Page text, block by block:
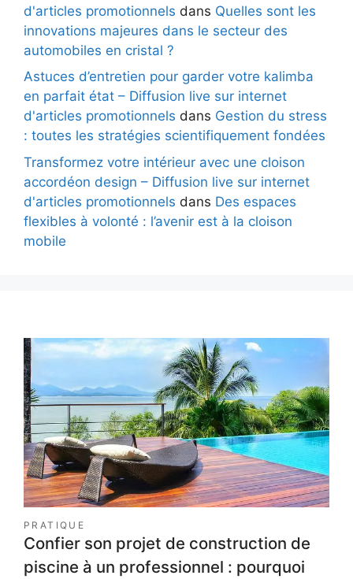
d'articles promotionnels dans Quelles sont les
innovations majeures dans le secteur des
automobiles en cristal ?
Astuces d’entretien pour garder votre kalimba
en parfait état – Diffusion live sur internet
d'articles promotionnels dans Gestion du stress
: toutes les stratégies scientifiquement fondées
Transformez votre intérieur avec une cloison
accordéon design – Diffusion live sur internet
d'articles promotionnels dans Des espaces
flexibles à volonté : l’avenir est à la cloison
mobile
PRATIQUE
Confier son projet de construction de
piscine à un professionnel : pourquoi